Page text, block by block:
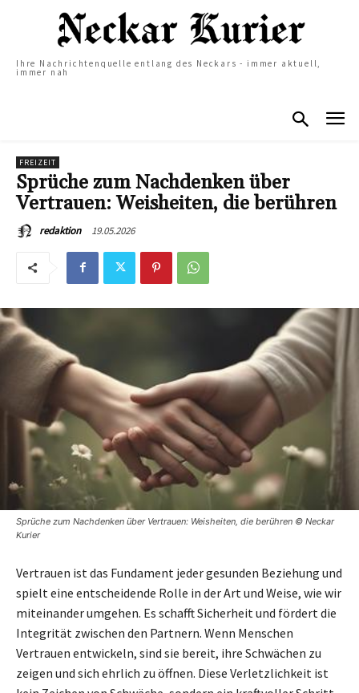
Ihre Nachrichtenquelle entlang des Neckars - immer aktuell,
immer nah
FREIZEIT
Sprüche zum Nachdenken über
Vertrauen: Weisheiten, die berühren
redaktion 19.05.2026
Sprüche zum Nachdenken über Vertrauen: Weisheiten, die berühren © Neckar
Kurier
Vertrauen ist das Fundament jeder gesunden Beziehung und
spielt eine entscheidende Rolle in der Art und Weise, wie wir
miteinander umgehen. Es schafft Sicherheit und fördert die
Integrität zwischen den Partnern. Wenn Menschen
Vertrauen entwickeln, sind sie bereit, ihre Schwächen zu
zeigen und sich ehrlich zu öffnen. Diese Verletzlichkeit ist